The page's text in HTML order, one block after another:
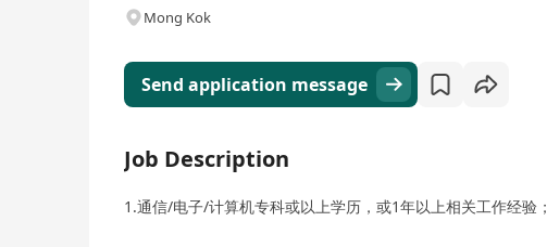
Mong Kok
Send application message
Job Description
1.通信/电子/计算机专科或以上学历，或1年以上相关工作经验；